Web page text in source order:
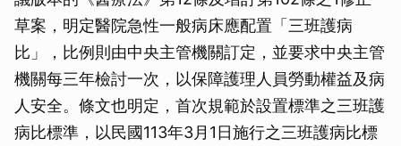
草案，明定醫院急性一般病床應配置「三班護病
比」，比例則由中央主管機關訂定，並要求中央主管
機關每三年檢討一次，以保障護理人員勞動權益及病
人安全。條文也明定，首次規範於設置標準之三班護
病比標準，以民國113年3月1日施行之三班護病比標